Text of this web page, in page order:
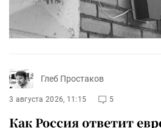
Глеб Простаков
3 августа 2026, 11:15 5
Как Россия ответит